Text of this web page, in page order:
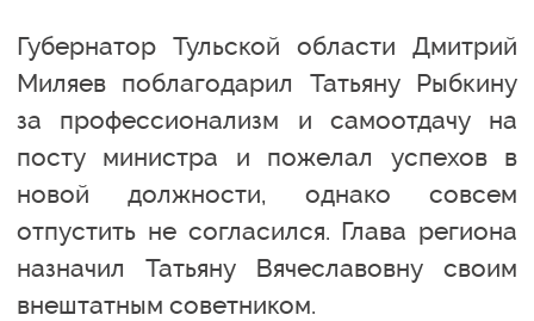
Губернатор Тульской области Дмитрий
Миляев поблагодарил Татьяну Рыбкину
за профессионализм и самоотдачу на
посту министра и пожелал успехов в
новой должности, однако совсем
отпустить не согласился. Глава региона
назначил Татьяну Вячеславовну своим
внештатным советником.